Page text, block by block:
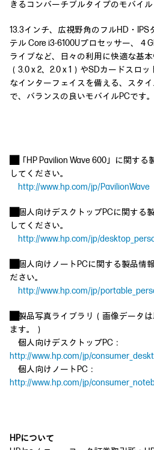
きるコンバーチブルタイプのモバイル
13.3インチ、広視野角のフルHD・
テル Core i3-6100Uプロセッサー、４
ライブなど、日々の利用に快適な基
（3.0 x 2、2.0 x 1）やSDカードスロ
なインターフェイスを備える、スタ
で、バランスの良いモバイルPCです。
「HP Pavilion Wave 600」に関す
してください。
http://www.hp.com/jp/PavilionWave
個人向けデスクトップPCに関する
してください。
http://www.hp.com/jp/
個人向けノートPCに関する製品情
ださい。
http://www.hp.com/jp/
製品写真ライブラリ（画像データ
ます。）
個人向けデスクトップPC：
http://www.hp.com/jp/
個人向けノートPC：
http://www.hp.com/jp/
HPについて